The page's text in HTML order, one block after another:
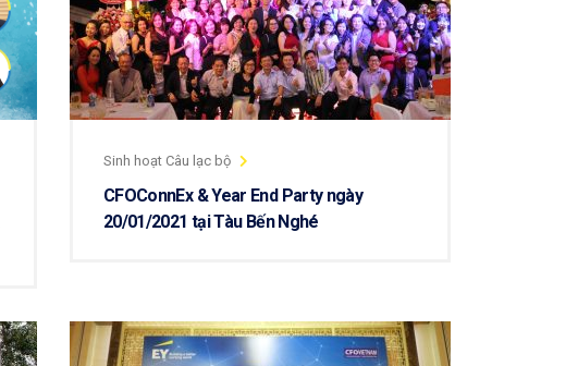
Sinh hoạt Câu lạc bộ
CFOConnEx & Year End Party ngày
20/01/2021 tại Tàu Bến Nghé